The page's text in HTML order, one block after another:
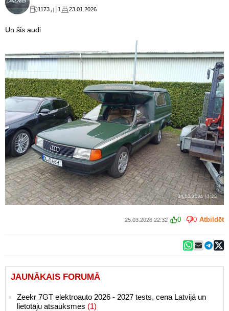
1173 1 23.01.2026
Un šis audi
25.03.2026 22:32 0 0 Atbildēt
JAUNĀKAIS FORUMĀ
Zeekr 7GT elektroauto 2026 - 2027 tests, cena Latvijā un
lietotāju atsauksmes (1)